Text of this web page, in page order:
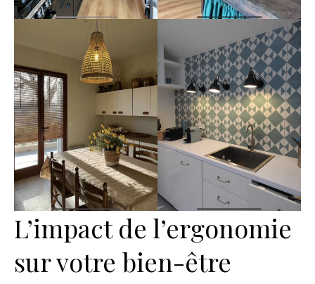
L’impact de l’ergonomie
sur votre bien-être